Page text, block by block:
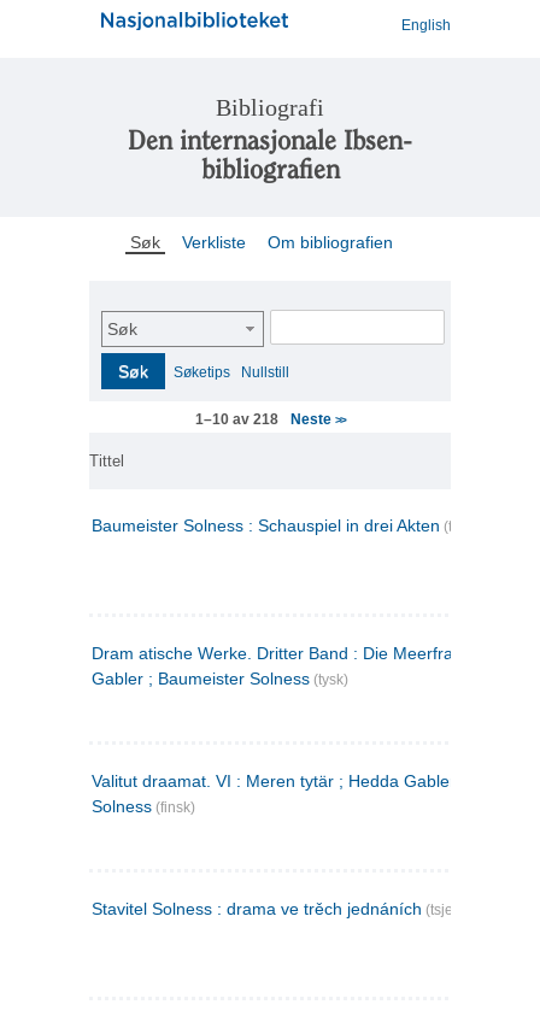
English
Bibliografi
Den internasjonale Ibsen-
bibliografien
Søk Verkliste Om bibliografien
Søk
Søk Søketips Nullstill
1–10 av 218 Neste >>
Tittel
Baumeister Solness : Schauspiel in drei Akten (tysk)
Dram atische Werke. Dritter Band : Die Meerfrau ; Hedda
Gabler ; Baumeister Solness (tysk)
Valitut draamat. VI : Meren tytär ; Hedda Gabler ;
Solness (finsk)
Stavitel Solness : drama ve trěch jednáních (tsjekkisk)